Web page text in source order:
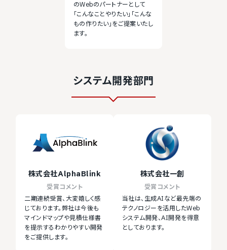
のWebのパートナーとして
「こんなことやりたい」「こんな
もの作りたい」をご提案いたし
ます。
システム開発部門
株式会社AlphaBlink
受賞コメント
二期連続受賞、大変嬉しく感
じております。弊社は今後も
マインドマップや見積仕様書
を提示するわかりやすい開発
をご提供します。
株式会社一創
受賞コメント
当社は、生成AIなど最先端の
テクノロジーを活用したWeb
システム開発、AI開発を得意
としております。